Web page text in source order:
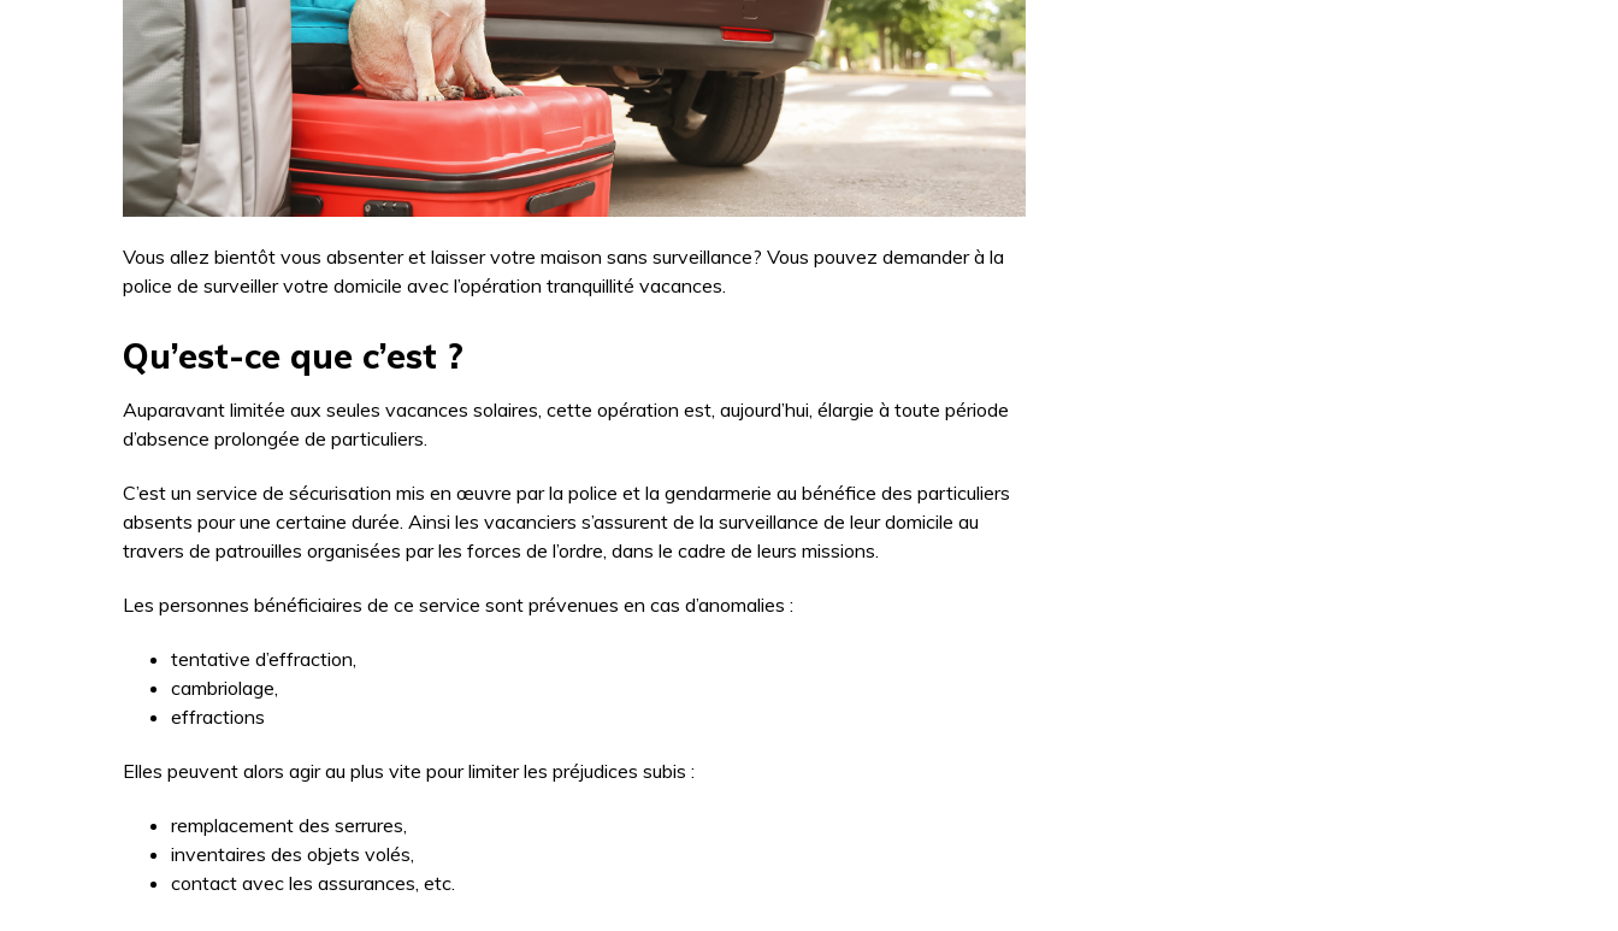
Vous allez bientôt vous absenter et laisser votre maison sans surveillance? Vous pouvez demander à la
police de surveiller votre domicile avec l’opération tranquillité vacances.
Qu’est-ce que c’est ?
Auparavant limitée aux seules vacances solaires, cette opération est, aujourd’hui, élargie à toute période
d’absence prolongée de particuliers.
C’est un service de sécurisation mis en œuvre par la police et la gendarmerie au bénéfice des particuliers
absents pour une certaine durée. Ainsi les vacanciers s’assurent de la surveillance de leur domicile au
travers de patrouilles organisées par les forces de l’ordre, dans le cadre de leurs missions.
Les personnes bénéficiaires de ce service sont prévenues en cas d’anomalies :
tentative d’effraction,
cambriolage,
effractions
Elles peuvent alors agir au plus vite pour limiter les préjudices subis :
remplacement des serrures,
inventaires des objets volés,
contact avec les assurances, etc.